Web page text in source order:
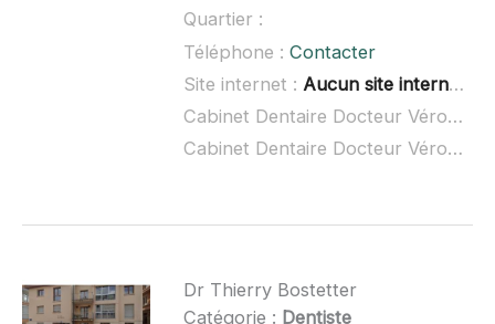
Quartier :
Téléphone : Contacter
Site internet : Aucun site internet connu
Cabinet Dentaire Docteur Véronique Lauly-Spielmann à domicile :
Cabinet Dentaire Docteur Véronique Lauly-Spielmann ouvert dimanche :
Dr Thierry Bostetter
Catégorie : Dentiste